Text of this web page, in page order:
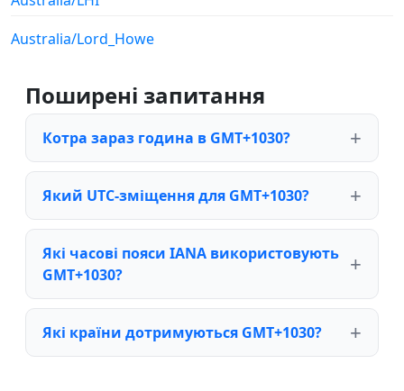
Australia/Lord_Howe
Поширені запитання
Котра зараз година в GMT+1030?
Який UTC-зміщення для GMT+1030?
Які часові пояси IANA використовують
GMT+1030?
Які країни дотримуються GMT+1030?